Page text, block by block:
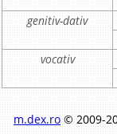
genitiv-dativ
vocativ
m.dex.ro© 2009-